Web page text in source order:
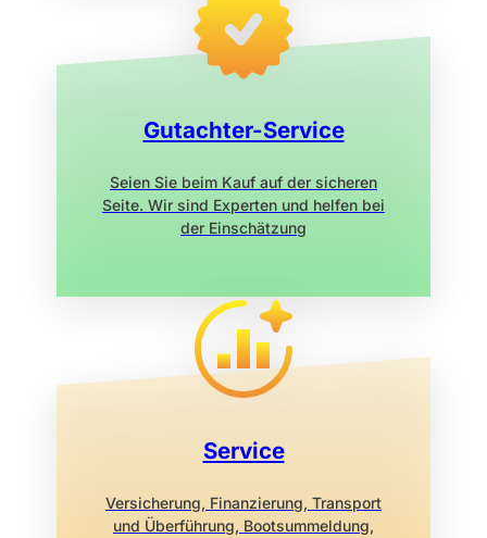
Gutachter-Service
Seien Sie beim Kauf auf der sicheren
Seite. Wir sind Experten und helfen bei
der Einschätzung
Service
Versicherung, Finanzierung, Transport
und Überführung, Bootsummeldung,